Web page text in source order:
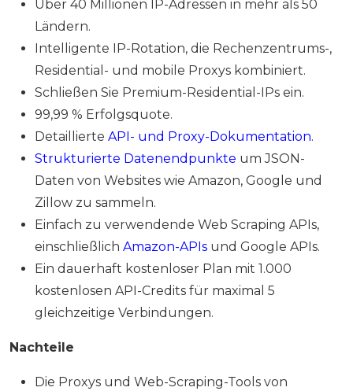
Über 40 Millionen IP-Adressen in mehr als 50
Ländern.
Intelligente IP-Rotation, die Rechenzentrums-,
Residential- und mobile Proxys kombiniert.
Schließen Sie Premium-Residential-IPs ein.
99,99 % Erfolgsquote.
Detaillierte API- und Proxy-Dokumentation.
Strukturierte Datenendpunkte um JSON-
Daten von Websites wie Amazon, Google und
Zillow zu sammeln.
Einfach zu verwendende Web Scraping APIs,
einschließlich Amazon-APIs und Google APIs.
Ein dauerhaft kostenloser Plan mit 1.000
kostenlosen API-Credits für maximal 5
gleichzeitige Verbindungen.
Nachteile
Die Proxys und Web-Scraping-Tools von